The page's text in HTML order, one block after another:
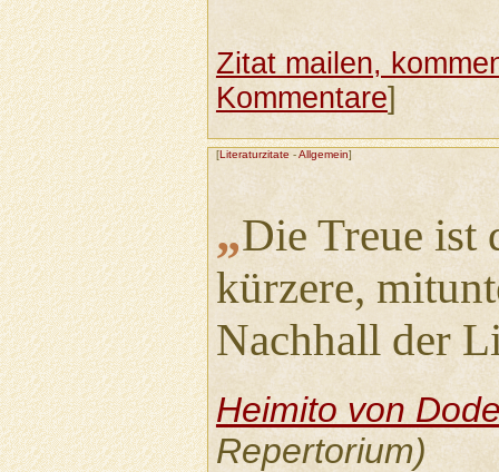
Zitat mailen,
Kommentare]
[Literaturzitate -Allgemein]
„Die Treue ist
kürzere,
Nachhall der
Heimito von
Repertorium)